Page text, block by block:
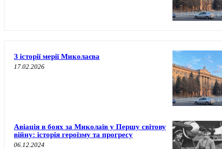
З історії мерії Миколаєва
17.02.2026
Авіація в боях за Миколаїв у Першу світову
війну: історія героїзму та прогресу
06.12.2024